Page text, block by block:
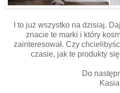
I to już wszystko na dzisiaj.
znacie te marki i który
zainteresował. Czy
czasie, jak te produkty
Do
Kasia